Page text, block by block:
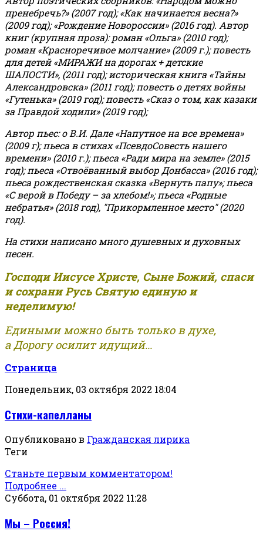
пренебречь?» (2007 год); «Как начинается весна?»
(2009 год); «Рождение Новороссии» (2016 год). Автор
книг (крупная проза): роман «Ольга» (2010 год);
роман «Красноречивое молчание» (2009 г.); повесть
для детей «МИРАЖИ на дорогах + детские
ШАЛОСТИ», (2011 год); историческая книга «Тайны
Александровска» (2011 год); повесть о детях войны
«Гутенька» (2019 год); повесть «Сказ о том, как казаки
за Правдой ходили» (2019 год);
Автор пьес: о В.И. Дале «Напутное на все времена»
(2009 г); пьеса в стихах «ПсевдоСовесть нашего
времени» (2010 г.); пьеса «Ради мира на земле» (2015
год); пьеса «Отвоёванный выбор Донбасса» (2016 год);
пьеса рождественская сказка «Вернуть папу»; пьеса
«С верой в Победу – за хлебом!»;пьеса «Родные
небратья» (2018 год), "Прикормленное место" (2020
год).
На стихи написано много душевных и духовных
песен.
Господи Иисусе Христе, Сыне Божий, спаси
и сохрани Русь Святую единую и
неделимую!
Едиными можно быть только в духе,
а Дорогу осилит идущий...
Страница
Понедельник, 03 октября 2022 18:04
Стихи-капелланы
Опубликовано в Гражданская лирика
Теги
Станьте первым комментатором!
Подробнее ...
Суббота, 01 октября 2022 11:28
Мы – Россия!